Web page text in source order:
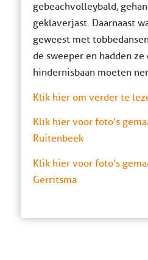
gebeachvolleybald,
geklaverjast. Daarnaast
geweest met
de sweeper en hadden ze
hindernisbaan moeten
Klik hier om verder te
Klik hier voor foto’s
Ruitenbeek
Klik hier voor foto’s
Gerritsma